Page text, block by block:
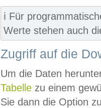
ℹ️ Für
Werte stehen auch
Zugriff auf die
Um die Daten
Tabelle zu einem
Sie dann die Option